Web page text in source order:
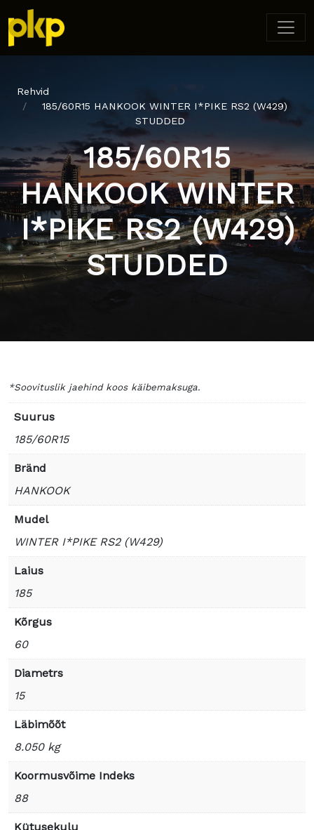
Rehvid
185/60R15 HANKOOK WINTER I*PIKE RS2 (W429)
STUDDED
185/60R15
HANKOOK WINTER
I*PIKE RS2 (W429)
STUDDED
*Soovituslik jaehind koos käibemaksuga.
Suurus
185/60R15
Bränd
HANKOOK
Mudel
WINTER I*PIKE RS2 (W429)
Laius
185
Kõrgus
60
Diametrs
15
Läbimõõt
8.050 kg
Koormusvõime Indeks
88
Kütusekulu